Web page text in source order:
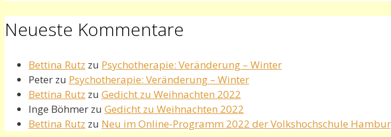
Neueste Kommentare
Bettina Rutz zu Psychotherapie: Veränderung – Winter
Peter zu Psychotherapie: Veränderung – Winter
Bettina Rutz zu Gedicht zu Weihnachten 2022
Inge Böhmer zu Gedicht zu Weihnachten 2022
Bettina Rutz zu Neu im Online-Programm 2022 der Volkshochschule